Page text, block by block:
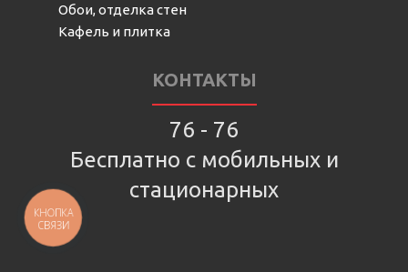
Обои, отделка стен
Кафель и плитка
КОНТАКТЫ
76 - 76
Бесплатно с мобильных и
стационарных
КНОПКА
СВЯЗИ